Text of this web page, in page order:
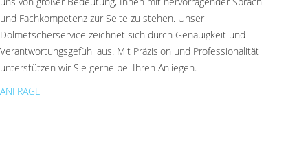
und Fachkompetenz zur Seite zu stehen. Unser
Dolmetscherservice zeichnet sich durch Genauigkeit und
Verantwortungsgefühl aus. Mit Präzision und Professionalität
unterstützen wir Sie gerne bei Ihren Anliegen.
ANFRAGE